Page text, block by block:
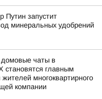
запустит
минеральных удобрений
чаты в
главным
многоквартирного
компании